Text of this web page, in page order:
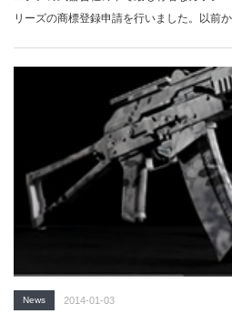
リーズの商標登録申請を行いました。以前
News 2014-01-03